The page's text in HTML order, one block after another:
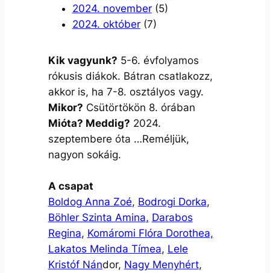
2024. november(5)
2024. október(7)
Kik vagyunk? 5-6. évfolyamos
rókusis diákok. Bátran csatlakozz,
akkor is, ha 7-8. osztályos vagy.
Mikor? Csütörtökön 8. órában
Mióta? Meddig? 2024.
szeptembere óta …Reméljük,
nagyon sokáig.
A csapat
Boldog Anna Zoé, Bodrogi Dorka,
Böhler Szinta Amina, Darabos
Regina, Komáromi Flóra Dorothea,
Lakatos Melinda Tímea, Lele
Kristóf Nándor, Nagy Menyhért,